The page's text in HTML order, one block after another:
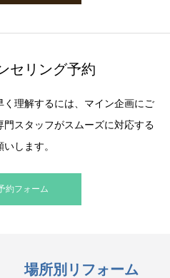
セリング予約
理解するには、マイン企画にご
スタッフがスムーズに対応する
します。
約フォーム
場所別リフォーム